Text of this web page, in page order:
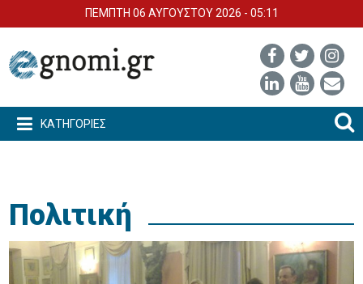
ΠΕΜΠΤΗ 06 ΑΥΓΟΥΣΤΟΥ 2026 - 05:11
ΚΑΤΗΓΟΡΙΕΣ
Πολιτική